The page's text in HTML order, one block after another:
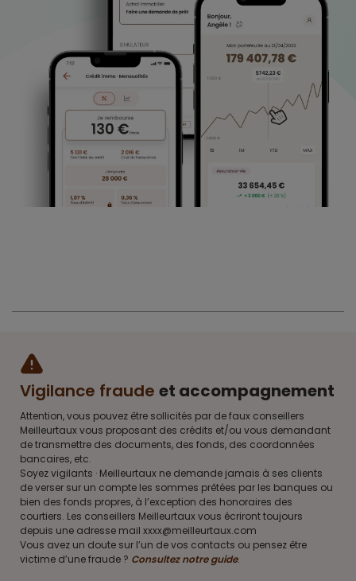
Vigilance fraude et accompagnement
Attention, vous pouvez être sollicités par de faux conseillers
Meilleurtaux vous proposant des crédits et/ou vous demandant
de transmettre des documents, des fonds, des coordonnées
bancaires, etc.
Soyez vigilants · Meilleurtaux ne demande jamais à ses clients
de verser sur un compte les sommes prêtées par les banques ou
bien des fonds propres, à l’exception des honoraires des
courtiers. Les conseillers Meilleurtaux vous écriront toujours
depuis une adresse mail xxxx@meilleurtaux.com
Vous avez un doute sur l’un de vos contacts ou pensez être
victime d’une fraude ? Consultez notre guide.